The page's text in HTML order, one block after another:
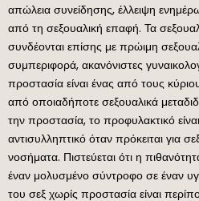
απώλεια συνείδησης, έλλειψη
από τη σεξουαλική επαφή. Τα
συνδέονται επίσης με πρώιμη
συμπεριφορά, ακανόνιστες
προστασία είναι ένας από τους
από οποιαδήποτε σεξουαλικά
την προστασία, το προφυλακτικό
αντισυλληπτικό όταν πρόκειται για
νοσήματα. Πιστεύεται ότι η
έναν μολυσμένο σύντροφο σε έναν
του σεξ χωρίς προστασία είναι